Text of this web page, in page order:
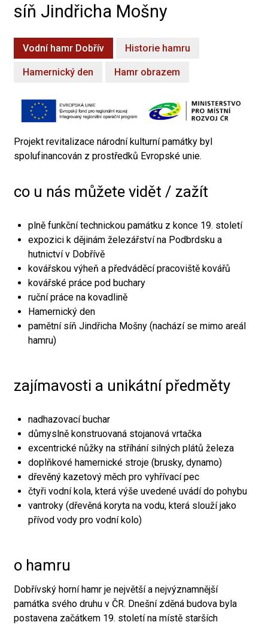
síň Jindřicha Mošny
Vodní hamr Dobřív Historie hamru
Hamernický den Hamr obrazem
Projekt revitalizace národní kulturní památky byl
spolufinancován z prostředků Evropské unie.
co u nás můžete vidět / zažít
plně funkční technickou památku z konce 19. století
expozici k dějinám železářství na Podbrdsku a
hutnictví v Dobřívě
kovářskou výheň a předváděcí pracoviště kovářů
kovářské práce pod buchary
ruční práce na kovadlině
Hamernický den
pamětní síň Jindřicha Mošny (nachází se mimo areál
hamru)
zajímavosti a unikátní předměty
nadhazovací buchar
důmyslně konstruovaná stojanová vrtačka
excentrické nůžky na stříhání silných plátů železa
doplňkové hamernické stroje (brusky, dynamo)
dřevěný kazetový měch pro vyhřívací pec
čtyři vodní kola, která výše uvedené uvádí do pohybu
vantroky (dřevěná koryta na vodu, která slouží jako
přívod vody pro vodní kolo)
o hamru
Dobřívský horní hamr je největší a nejvýznamnější
památka svého druhu v ČR. Dnešní zděná budova byla
postavena začátkem 19. století na místě starších